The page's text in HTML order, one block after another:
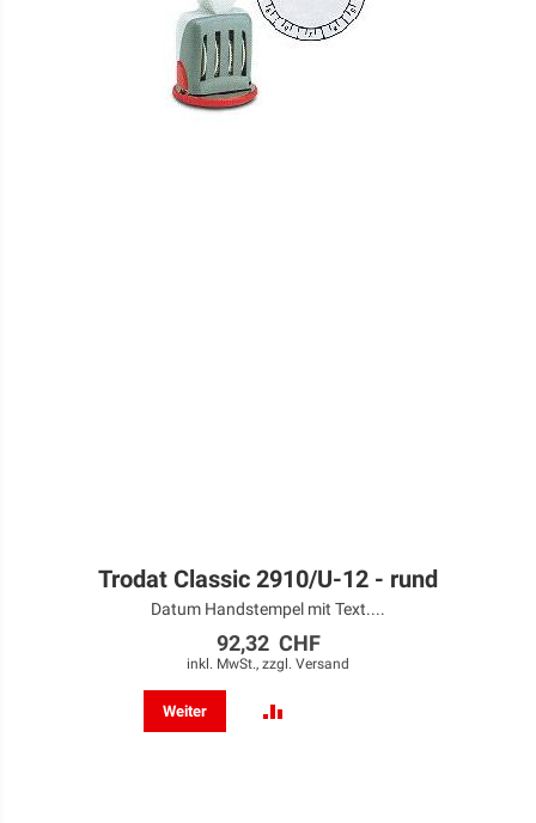
Trodat Classic 2910/U-12 - rund
Datum Handstempel mit Text....
92,32 CHF
inkl. MwSt., zzgl. Versand
Weiter